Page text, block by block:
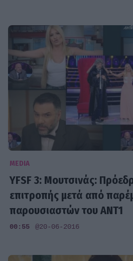
MEDIA
YFSF 3: Μουτσινάς:
επιτροπής μετά από
παρουσιαστών του ΑΝΤ1
00:55 @20-06-2016